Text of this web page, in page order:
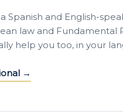
Spanish and English-
law and Fundamental
help you too, in your